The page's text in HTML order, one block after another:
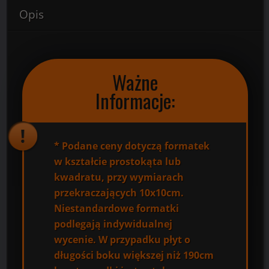
Opis
Ważne
Informacje:
* Podane ceny dotyczą formatek
w kształcie prostokąta lub
kwadratu, przy wymiarach
przekraczających 10x10cm.
Niestandardowe formatki
podlegają indywidualnej
wycenie. W przypadku płyt o
długości boku większej niż 190cm